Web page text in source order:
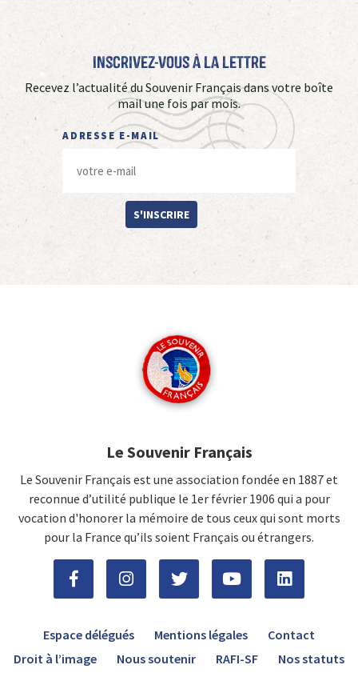
Inscrivez-vous à La Lettre
Recevez l’actualité du Souvenir Français dans votre boîte
mail une fois par mois.
ADRESSE E-MAIL
S'INSCRIRE
Le Souvenir Français
Le Souvenir Français est une association fondée en 1887 et
reconnue d’utilité publique le 1er février 1906 qui a pour
vocation d'honorer la mémoire de tous ceux qui sont morts
pour la France qu’ils soient Français ou étrangers.
Espace délégués Mentions légales
Contact
Droit à l’image
Nous soutenir RAFI-SF Nos statuts